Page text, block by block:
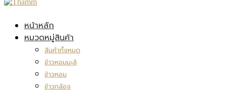
หน้าหลัก
หมวดหมู่สินค้า
สินค้าทั้งหมด
ข้าวหอมมะลิ
ข้าวหอม
ข้าวกล้อง